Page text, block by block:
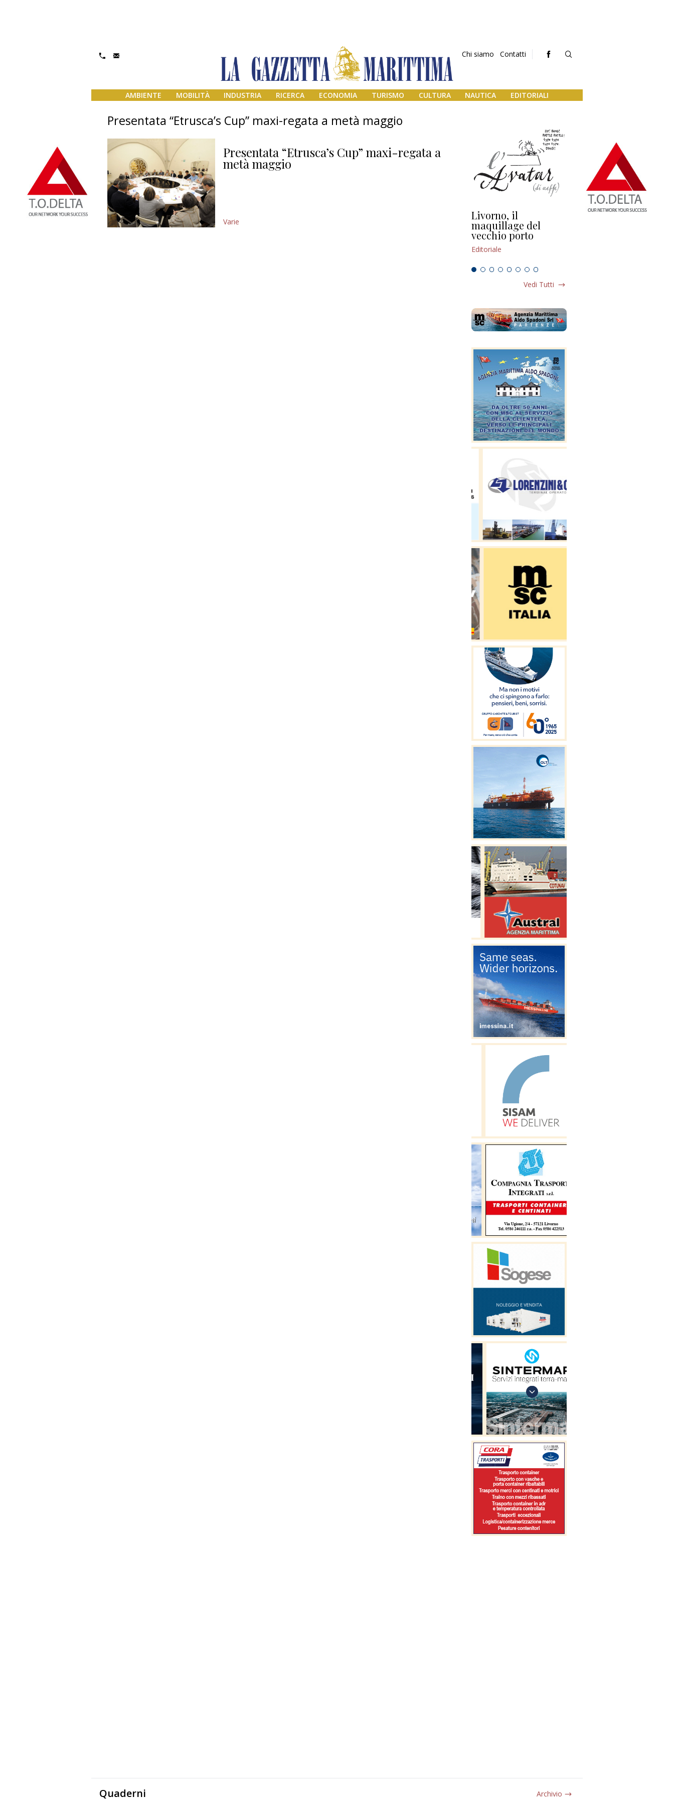
Chi siamo Contatti
AMBIENTE MOBILITÀ INDUSTRIA RICERCA ECONOMIA TURISMO CULTURA NAUTICA EDITORIALI
Presentata “Etrusca’s Cup” maxi-regata a metà maggio
Presentata “Etrusca’s Cup” maxi-regata a
metà maggio
Varie Livorno, il
maquillage del
vecchio porto
Editoriale
L’uscita di scena di
Vedi Tutti
Quaderni Archivio